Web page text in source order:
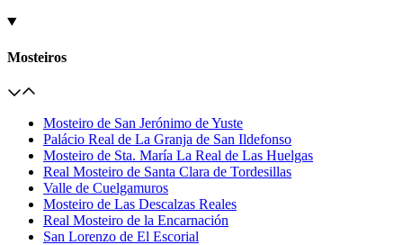
Mosteiros
Mosteiro de San Jerónimo de Yuste
Palácio Real de La Granja de San Ildefonso
Mosteiro de Sta. María La Real de Las Huelgas
Real Mosteiro de Santa Clara de Tordesillas
Valle de Cuelgamuros
Mosteiro de Las Descalzas Reales
Real Mosteiro de la Encarnación
San Lorenzo de El Escorial